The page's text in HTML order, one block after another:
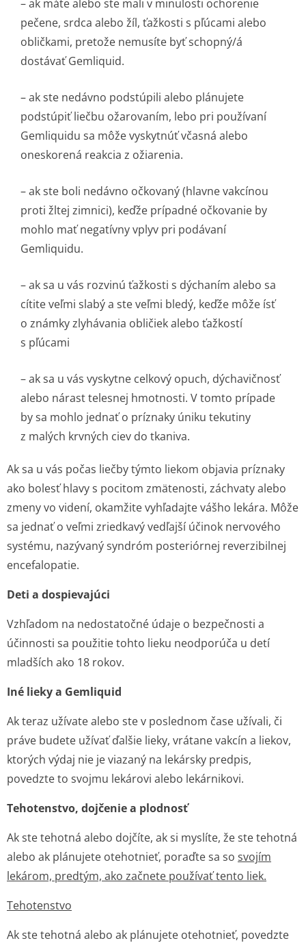
– ak máte alebo ste mali v minulosti ochorenie
pečene, srdca alebo žíl, ťažkosti s pľúcami alebo
obličkami, pretože nemusíte byť schopný/á
dostávať Gemliquid.
– ak ste nedávno podstúpili alebo plánujete
podstúpiť liečbu ožarovaním, lebo pri používaní
Gemliquidu sa môže vyskytnúť včasná alebo
oneskorená reakcia z ožiarenia.
– ak ste boli nedávno očkovaný (hlavne vakcínou
proti žltej zimnici), keďže prípadné očkovanie by
mohlo mať negatívny vplyv pri podávaní
Gemliquidu.
– ak sa u vás rozvinú ťažkosti s dýchaním alebo sa
cítite veľmi slabý a ste veľmi bledý, keďže môže ísť
o známky zlyhávania obličiek alebo ťažkostí
s pľúcami
– ak sa u vás vyskytne celkový opuch, dýchavičnosť
alebo nárast telesnej hmotnosti. V tomto prípade
by sa mohlo jednať o príznaky úniku tekutiny
z malých krvných ciev do tkaniva.
Ak sa u vás počas liečby týmto liekom objavia príznaky
ako bolesť hlavy s pocitom zmätenosti, záchvaty alebo
zmeny vo videní, okamžite vyhľadajte vášho lekára. Môže
sa jednať o veľmi zriedkavý vedľajší účinok nervového
systému, nazývaný syndróm posteriórnej reverzibilnej
encefalopatie.
Deti a dospievajúci
Vzhľadom na nedostatočné údaje o bezpečnosti a
účinnosti sa použitie tohto lieku neodporúča u detí
mladších ako 18 rokov.
Iné lieky a Gemliquid
Ak teraz užívate alebo ste v poslednom čase užívali, či
práve budete užívať ďalšie lieky, vrátane vakcín a liekov,
ktorých výdaj nie je viazaný na lekársky predpis,
povedzte to svojmu lekárovi alebo lekárnikovi.
Tehotenstvo, dojčenie a plodnosť
Ak ste tehotná alebo dojčíte, ak si myslíte, že ste tehotná
alebo ak plánujete otehotnieť, poraďte sa so svojím
lekárom, predtým, ako začnete používať tento liek.
Tehotenstvo
Ak ste tehotná alebo ak plánujete otehotnieť, povedzte